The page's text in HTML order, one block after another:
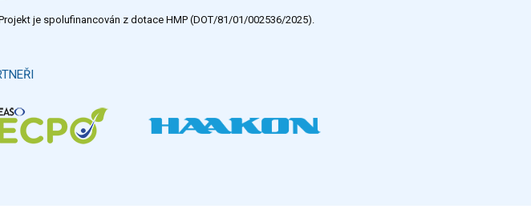
je spolufinancován z dotace HMP (DOT/81/01/002536/2025).